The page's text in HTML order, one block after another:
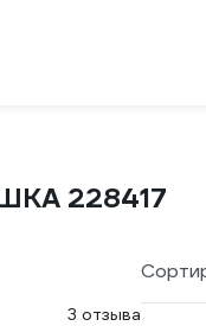
228417
3 отзыва